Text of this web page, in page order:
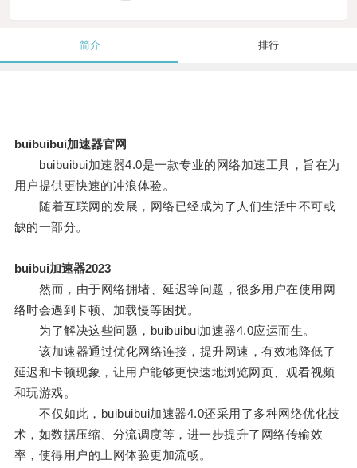
简介 排行
buibuibui加速器官网
buibuibui加速器4.0是一款专业的网络加速工具，旨在为
用户提供更快速的冲浪体验。
随着互联网的发展，网络已经成为了人们生活中不可或
缺的一部分。
buibui加速器2023
然而，由于网络拥堵、延迟等问题，很多用户在使用网
络时会遇到卡顿、加载慢等困扰。
为了解决这些问题，buibuibui加速器4.0应运而生。
该加速器通过优化网络连接，提升网速，有效地降低了
延迟和卡顿现象，让用户能够更快速地浏览网页、观看视频
和玩游戏。
不仅如此，buibuibui加速器4.0还采用了多种网络优化技
术，如数据压缩、分流调度等，进一步提升了网络传输效
率，使得用户的上网体验更加流畅。